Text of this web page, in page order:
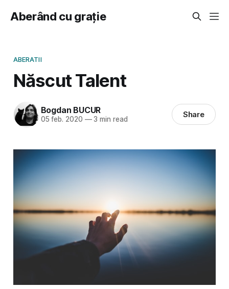
Aberând cu grație
ABERATII
Născut Talent
Bogdan BUCUR
05 feb. 2020 —3 min read Share